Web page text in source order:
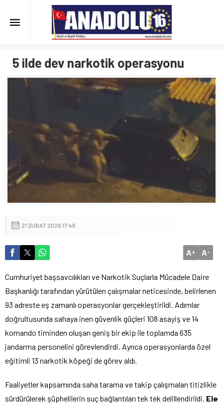
5 ilde dev narkotik operasyonu
21 ŞUBAT 2026 17:46
A+ A-
Cumhuriyet başsavcılıkları ve Narkotik Suçlarla Mücadele Daire
Başkanlığı tarafından yürütülen çalışmalar neticesinde, belirlenen
93 adreste eş zamanlı operasyonlar gerçekleştirildi. Adımlar
doğrultusunda sahaya inen güvenlik güçleri 108 asayiş ve 14
komando timinden oluşan geniş bir ekip ile toplamda 635
jandarma personelini görevlendirdi. Ayrıca operasyonlarda özel
eğitimli 13 narkotik köpeği de görev aldı.
Faaliyetler kapsamında saha tarama ve takip çalışmaları titizlikle
sürdürülerek şüphelilerin suç bağlantıları tek tek delillendirildi. Ele